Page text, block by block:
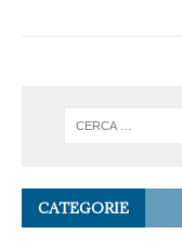
CATEGORIE